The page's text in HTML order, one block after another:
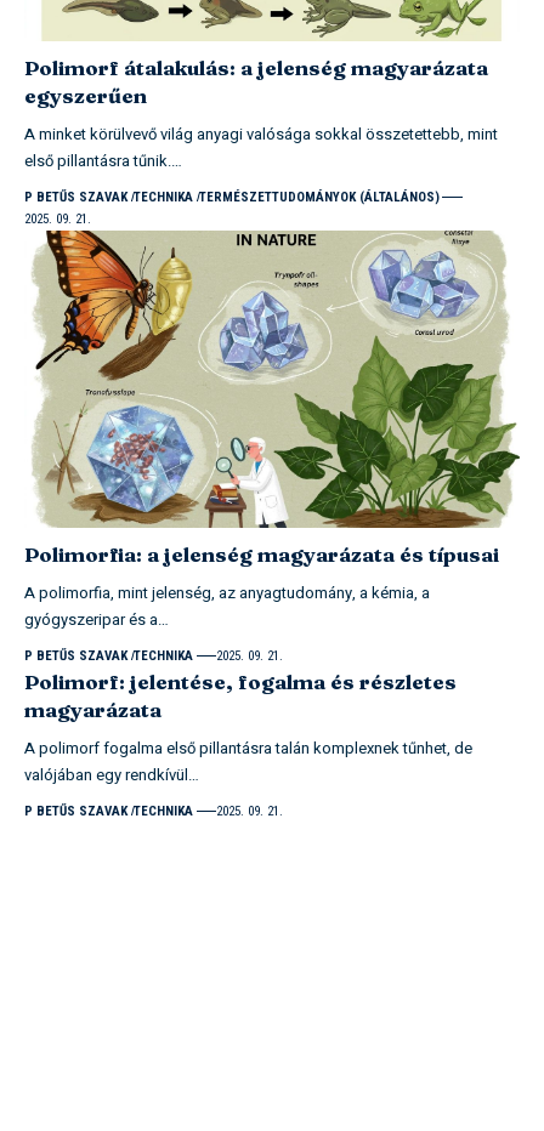
Polimorf átalakulás: a jelenség magyarázata
egyszerűen
A minket körülvevő világ anyagi valósága sokkal összetettebb, mint
első pillantásra tűnik.…
P BETŰS SZAVAK TECHNIKA TERMÉSZETTUDOMÁNYOK (ÁLTALÁNOS)
2025. 09. 21.
Polimorfia: a jelenség magyarázata és típusai
A polimorfia, mint jelenség, az anyagtudomány, a kémia, a
gyógyszeripar és a…
P BETŰS SZAVAK TECHNIKA 2025. 09. 21.
Polimorf: jelentése, fogalma és részletes
magyarázata
A polimorf fogalma első pillantásra talán komplexnek tűnhet, de
valójában egy rendkívül…
P BETŰS SZAVAK TECHNIKA 2025. 09. 21.